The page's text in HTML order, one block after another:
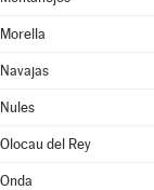
Morella
Navajas
Nules
Olocau del Rey
Onda